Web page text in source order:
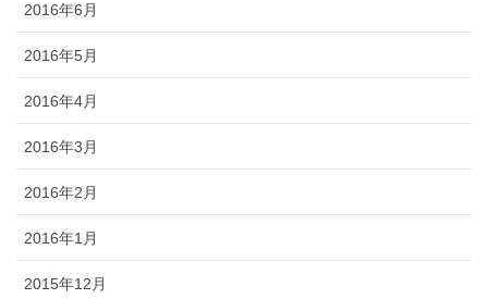
2016年6月
2016年5月
2016年4月
2016年3月
2016年2月
2016年1月
2015年12月